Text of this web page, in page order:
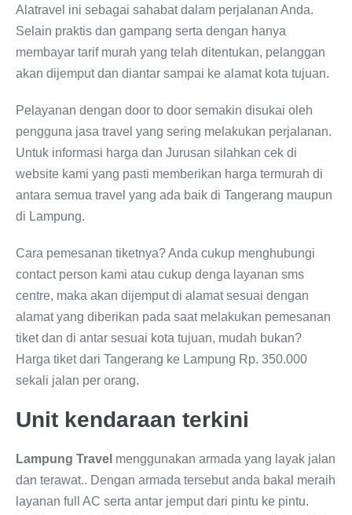
Alatravel ini sebagai sahabat dalam perjalanan Anda.
Selain praktis dan gampang serta dengan hanya
membayar tarif murah yang telah ditentukan, pelanggan
akan dijemput dan diantar sampai ke alamat kota tujuan.
Pelayanan dengan door to door semakin disukai oleh
pengguna jasa travel yang sering melakukan perjalanan.
Untuk informasi harga dan Jurusan silahkan cek di
website kami yang pasti memberikan harga termurah di
antara semua travel yang ada baik di Tangerang maupun
di Lampung.
Cara pemesanan tiketnya? Anda cukup menghubungi
contact person kami atau cukup denga layanan sms
centre, maka akan dijemput di alamat sesuai dengan
alamat yang diberikan pada saat melakukan pemesanan
tiket dan di antar sesuai kota tujuan, mudah bukan?
Harga tiket dari Tangerang ke Lampung Rp. 350.000
sekali jalan per orang.
Unit kendaraan terkini
Lampung Travel menggunakan armada yang layak jalan
dan terawat.. Dengan armada tersebut anda bakal meraih
layanan full AC serta antar jemput dari pintu ke pintu.